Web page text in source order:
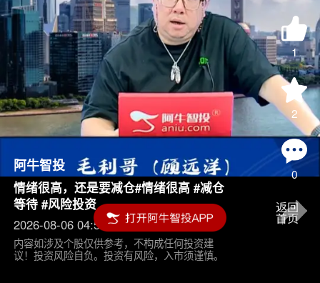
1
2
0
阿牛智投
情绪很高，还是要减仓#情绪很高 #减仓
等待 #风险投资
2026-08-06 04:55
内容如涉及个股仅供参考，不构成任何投资建
议！投资风险自负。投资有风险，入市须谨慎。